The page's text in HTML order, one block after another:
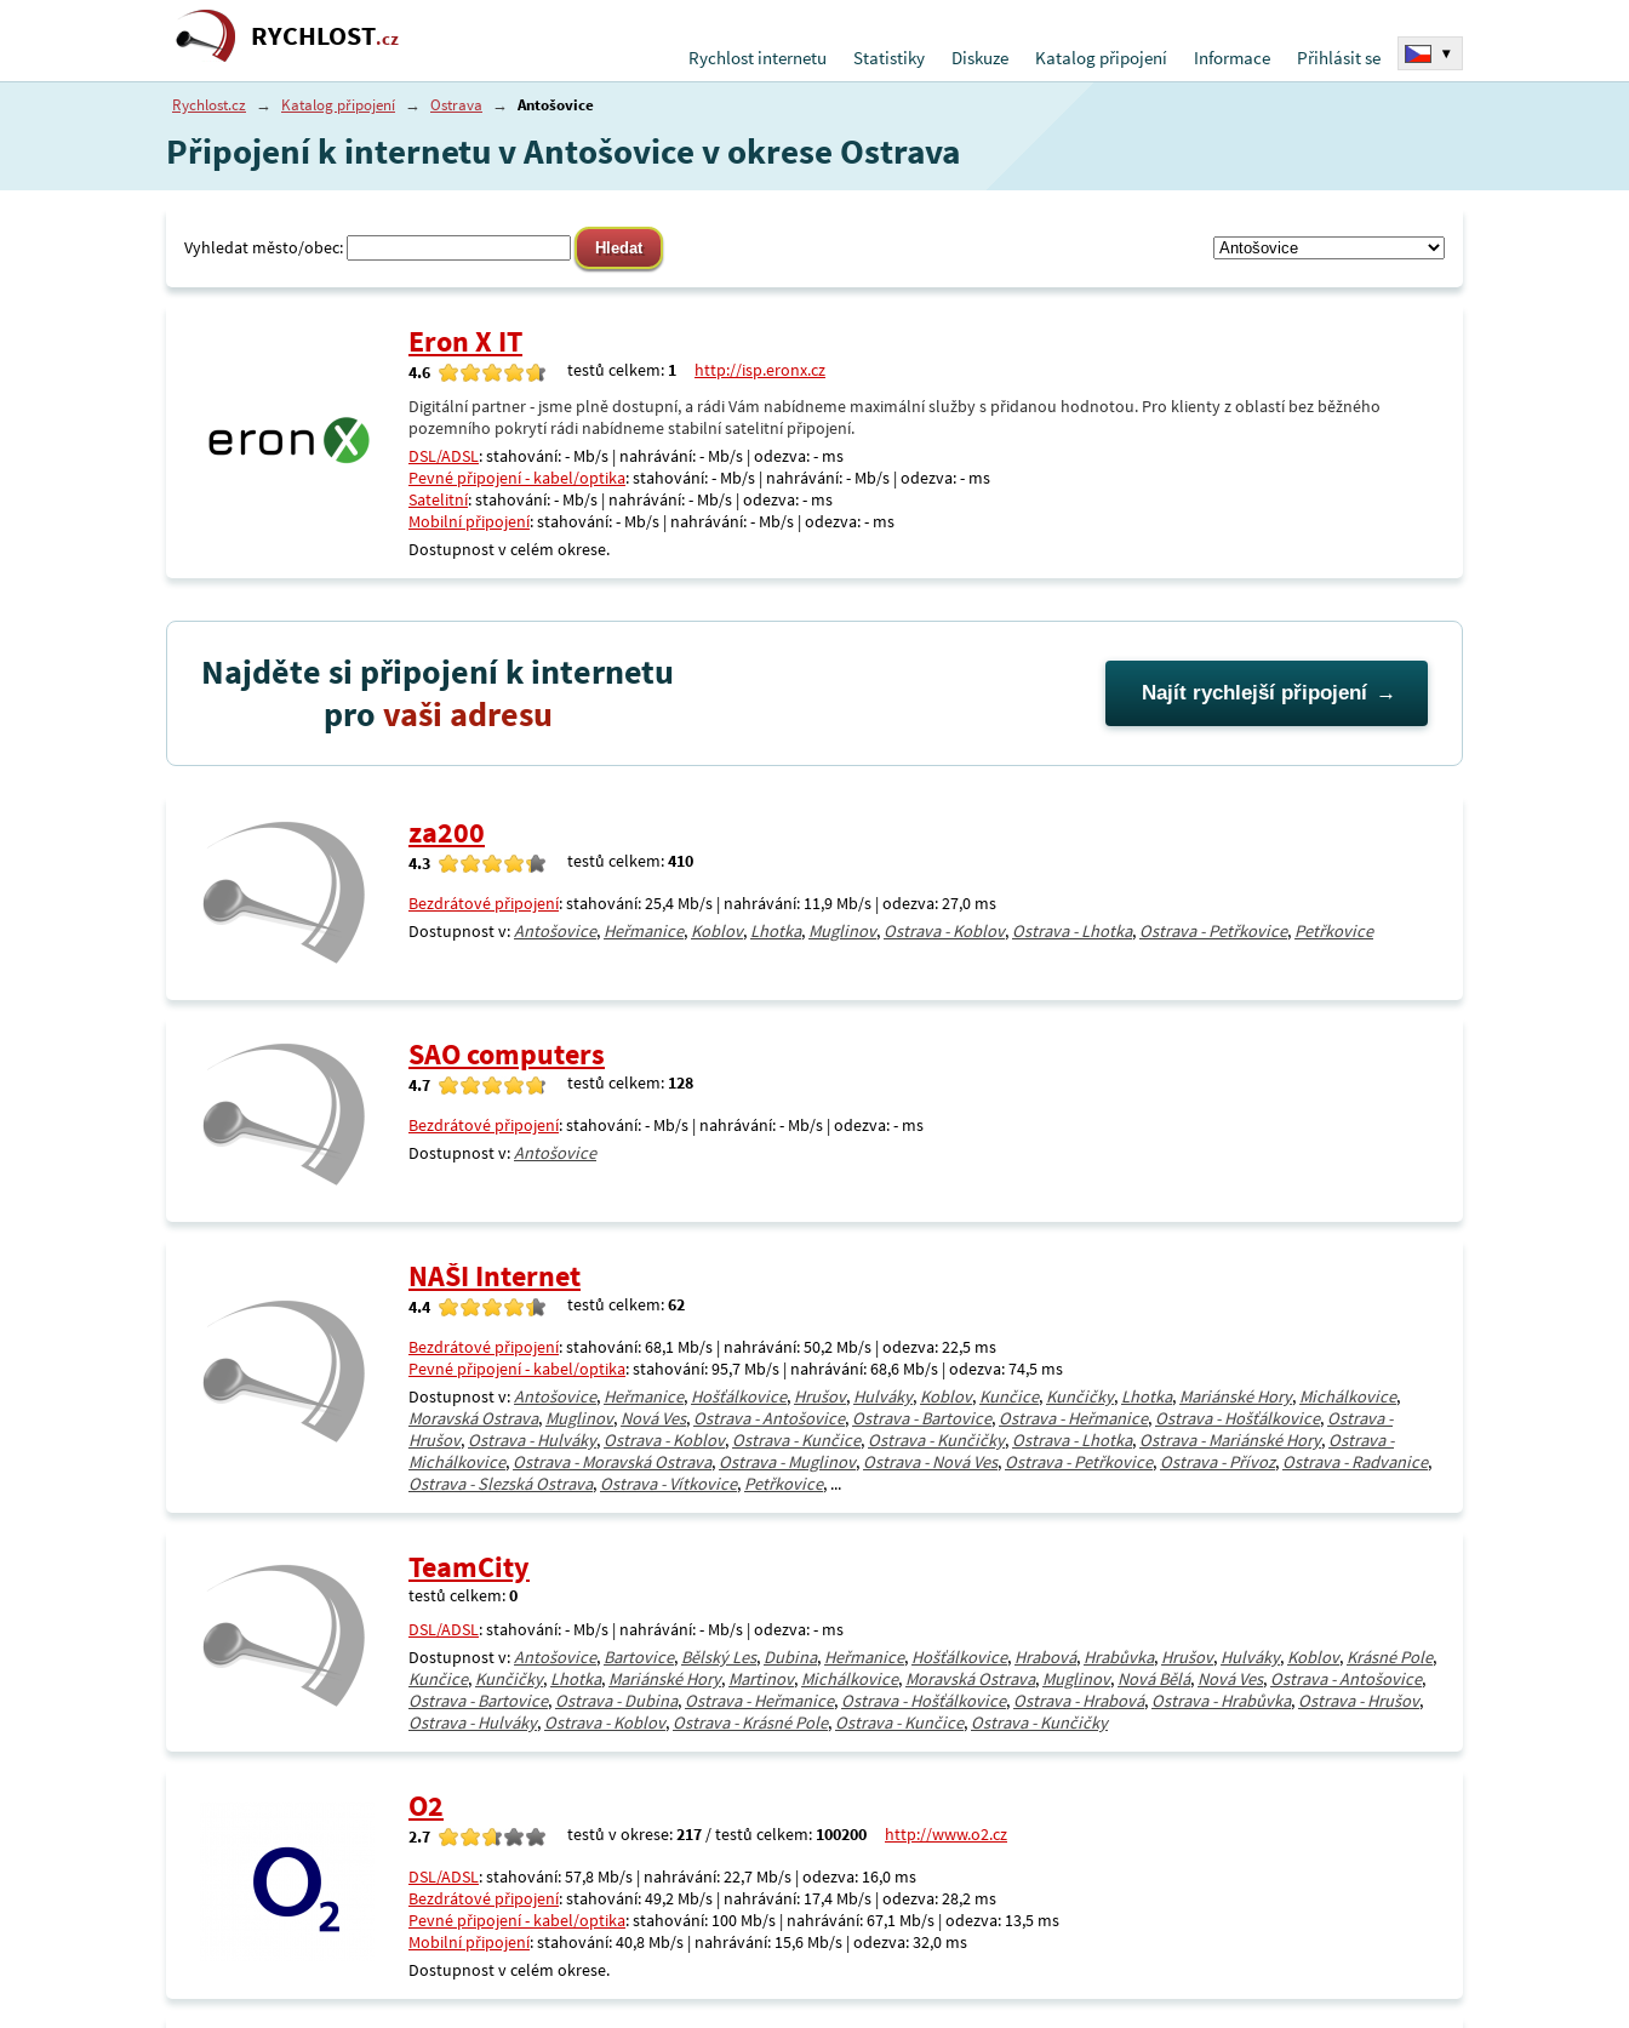
RYCHLOST.cz
Rychlost internetu
Statistiky Diskuze Katalog připojení Informace Přihlásit se ▾
Rychlost.cz → Katalog připojení → Ostrava → Antošovice
Připojení k internetu v Antošovice v okrese Ostrava
Vyhledat město/obec:
Eron X IT
4.6 testů celkem: 1
http://isp.eronx.cz
Digitální partner - jsme plně dostupní, a rádi Vám nabídneme maximální služby s přidanou hodnotou. Pro klienty z oblastí bez běžného
pozemního pokrytí rádi nabídneme stabilní satelitní připojení.
DSL/ADSL: stahování: - Mb/s | nahrávání: - Mb/s | odezva: - ms
Pevné připojení - kabel/optika: stahování: - Mb/s | nahrávání: - Mb/s | odezva: - ms
Satelitní: stahování: - Mb/s | nahrávání: - Mb/s | odezva: - ms
Mobilní připojení: stahování: - Mb/s | nahrávání: - Mb/s | odezva: - ms
Dostupnost v celém okrese.
Najděte si připojení k internetu
provaši adresu Najít rychlejší připojení
za200
4.3 testů celkem:410
Bezdrátové připojení: stahování: 25,4 Mb/s | nahrávání: 11,9 Mb/s | odezva: 27,0 ms
Dostupnost v:Antošovice, Heřmanice, Koblov, Lhotka, Muglinov, Ostrava - Koblov, Ostrava - Lhotka, Ostrava - Petřkovice, Petřkovice
SAO computers
4.7 testů celkem: 128
Bezdrátové připojení: stahování: - Mb/s | nahrávání: - Mb/s | odezva: - ms
Dostupnost v:Antošovice
NAŠI Internet
4.4 testů celkem:62
Bezdrátové připojení: stahování: 68,1 Mb/s | nahrávání: 50,2 Mb/s | odezva: 22,5 ms
Pevné připojení - kabel/optika: stahování: 95,7 Mb/s | nahrávání: 68,6 Mb/s | odezva: 74,5 ms
Dostupnost v:Antošovice, Heřmanice, Hošťálkovice, Hrušov, Hulváky, Koblov, Kunčice, Kunčičky, Lhotka, Mariánské Hory, Michálkovice,
Moravská Ostrava, Muglinov, Nová Ves, Ostrava - Antošovice, Ostrava - Bartovice, Ostrava - Heřmanice, Ostrava - Hošťálkovice, Ostrava -
Hrušov, Ostrava - Hulváky, Ostrava - Koblov, Ostrava - Kunčice, Ostrava - Kunčičky, Ostrava - Lhotka, Ostrava - Mariánské Hory, Ostrava -
Michálkovice, Ostrava - Moravská Ostrava, Ostrava - Muglinov, Ostrava - Nová Ves, Ostrava - Petřkovice, Ostrava - Přívoz, Ostrava - Radvanice,
Ostrava - Slezská Ostrava, Ostrava - Vítkovice, Petřkovice, ...
TeamCity
testů celkem:0
DSL/ADSL: stahování: - Mb/s | nahrávání: - Mb/s | odezva: - ms
Dostupnost v:Antošovice, Bartovice, Bělský Les, Dubina, Heřmanice, Hošťálkovice, Hrabová, Hrabůvka, Hrušov, Hulváky, Koblov, Krásné Pole,
Kunčice, Kunčičky, Lhotka, Mariánské Hory, Martinov, Michálkovice, Moravská Ostrava, Muglinov, Nová Bělá, Nová Ves, Ostrava - Antošovice,
Ostrava - Bartovice, Ostrava - Dubina, Ostrava - Heřmanice, Ostrava - Hošťálkovice, Ostrava - Hrabová, Ostrava - Hrabůvka, Ostrava - Hrušov,
Ostrava - Hulváky, Ostrava - Koblov, Ostrava - Krásné Pole, Ostrava - Kunčice, Ostrava - Kunčičky
O2
2.7 testů v okrese:217 / testů celkem: 100200
http://www.o2.cz
DSL/ADSL: stahování: 57,8 Mb/s | nahrávání: 22,7 Mb/s | odezva: 16,0 ms
Bezdrátové připojení: stahování: 49,2 Mb/s | nahrávání: 17,4 Mb/s | odezva: 28,2 ms
Pevné připojení - kabel/optika: stahování: 100 Mb/s | nahrávání: 67,1 Mb/s | odezva: 13,5 ms
Mobilní připojení: stahování: 40,8 Mb/s | nahrávání: 15,6 Mb/s | odezva: 32,0 ms
Dostupnost v celém okrese.